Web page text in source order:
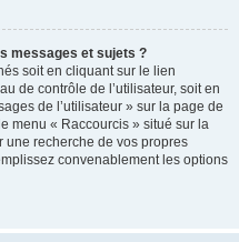
messages et sujets ?
soit en cliquant sur le lien
de contrôle de l’utilisateur, soit en
de l’utilisateur » sur la page de
menu « Raccourcis » situé sur la
une recherche de vos propres
convenablement les options